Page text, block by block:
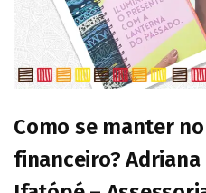
Como se manter
financeiro?